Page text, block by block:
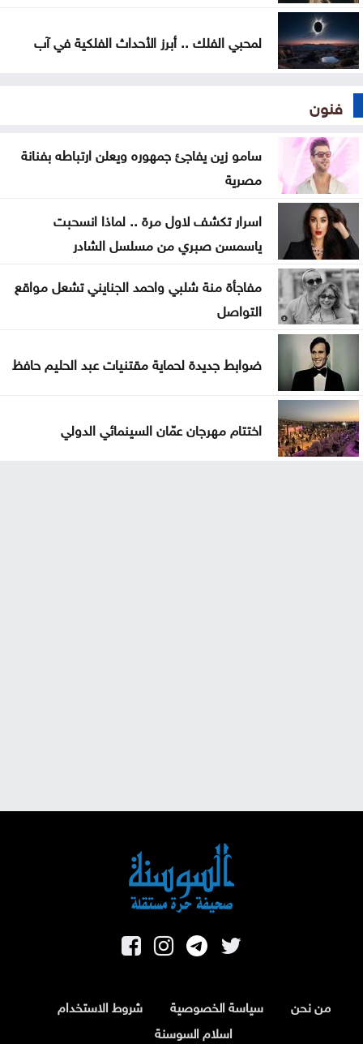
لمحبي الفلك .. أبرز الأحداث الفلكية في آب
فنون
سامو زين يفاجئ جمهوره ويعلن ارتباطه بفنانة
مصرية
اسرار تكشف لاول مرة .. لماذا انسحبت
ياسمسن صبري من مسلسل الشادر
مفاجأة منة شلبي واحمد الجنايني تشعل مواقع
التواصل
ضوابط جديدة لحماية مقتنيات عبد الحليم حافظ
اختتام مهرجان عمّان السينمائي الدولي
من نحن سياسة الخصوصية
شروط الاستخدام
اسلام السوسنة